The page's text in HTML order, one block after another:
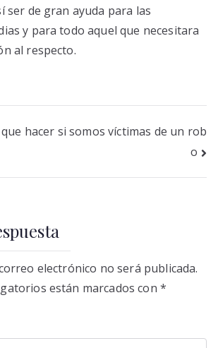
ser de gran ayuda para las
y para todo aquel que necesitara
al respecto.
hacer si somos víctimas de un rob
o
electrónico no será publicada.
están marcados con *